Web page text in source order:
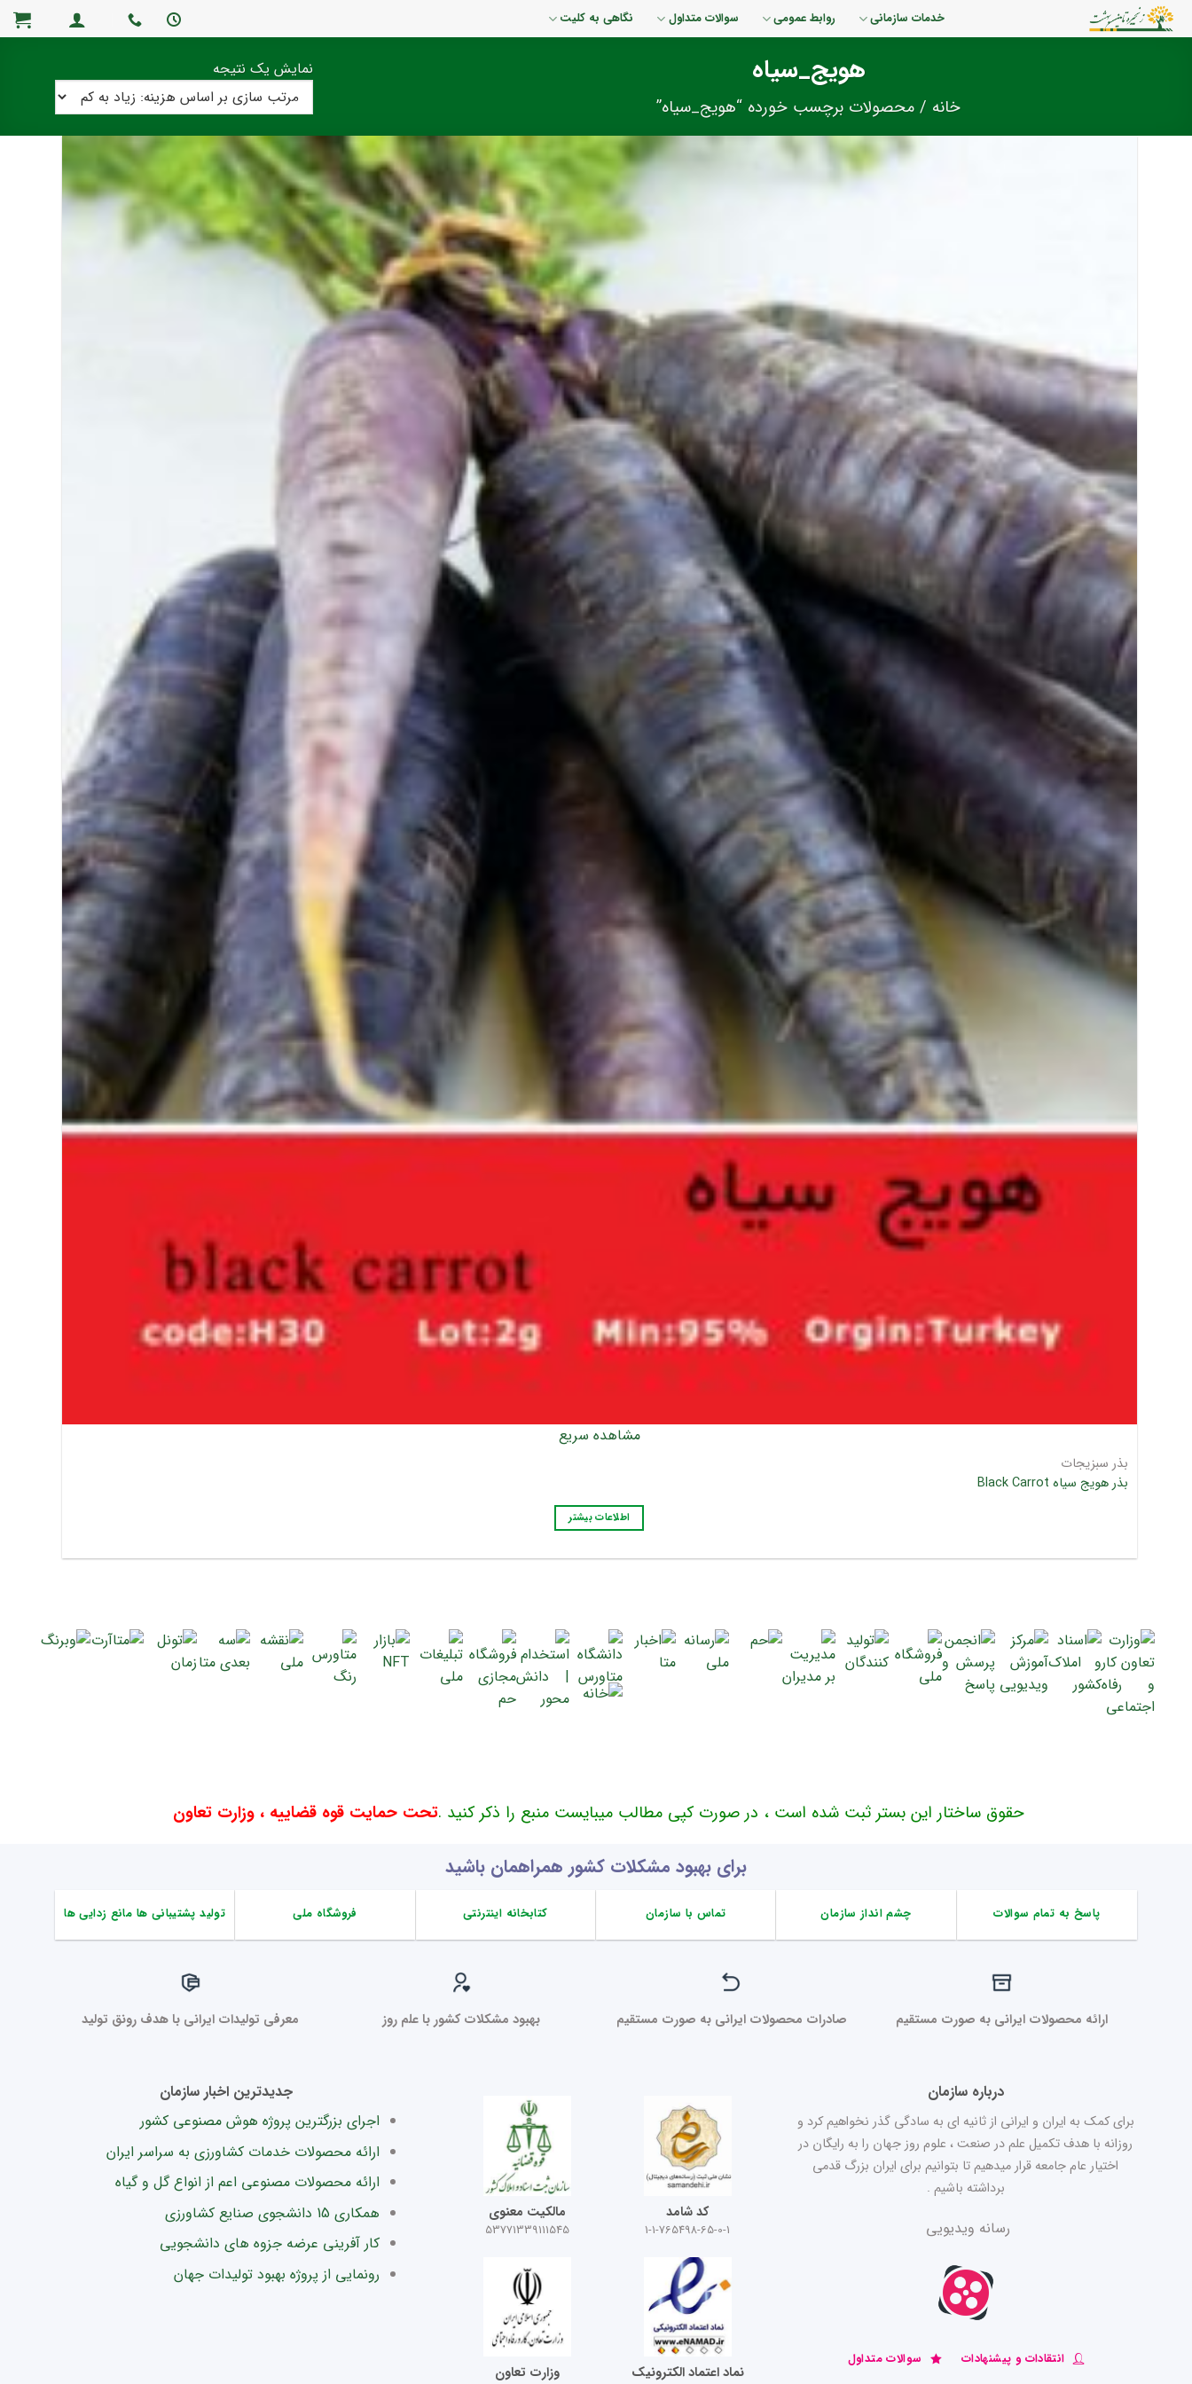
پرش
به
خدمات سازمانی روابط عمومی سوالات متداول نگاهی به کلیت
هویج_سیاه
خانه /محصولات برچسب خورده “هویج_سیاه”
نمایش یک نتیجه
مشاهده سریع
بذر سبزیجات
بذر هویج سیاه Black Carrot
اطلاعات بیشتر
حقوق ساختار این بستر ثبت شده است ، در صورت کپی مطالب میبایست منبع را ذکر کنید .تحت حمایت قوه قضاییه ، وزارت تعاون
برای بهبود مشکلات کشور همراهمان باشید
پاسخ به تمام سوالات چشم انداز سازمان تماس با سازمان کتابخانه اینترنتی فروشگاه ملی تولید پشتیبانی ها مانع زدایی ها
ارائه محصولات ایرانی به صورت مستقیم صادرات محصولات ایرانی به صورت مستقیم بهبود مشکلات کشور با علم روز معرفی تولیدات ایرانی با هدف رونق تولید
درباره سازمان
برای کمک به ایران و ایرانی از ثانیه ای به سادگی گذر نخواهیم کرد و
روزانه با هدف تکمیل علم در صنعت ، علوم روز جهان را به رایگان در
اختیار عام جامعه قرار میدهیم تا بتوانیم برای ایران بزرگ قدمی
برداشته باشیم .
رسانه ویدیویی
انتقادات و پیشنهادات سوالات متداول
کد شامد
1-1-765498-65-0-1
مالکیت معنوی
53771339111545
نماد اعتماد الکترونیک وزارت تعاون
جدیدترین اخبار سازمان
اجرای بزرگترین پروژه هوش مصنوعی کشور
ارائه محصولات خدمات کشاورزی به سراسر ایران
ارائه محصولات مصنوعی اعم از انواع گل و گیاه
همکاری 15 دانشجوی صنایع کشاورزی
کار آفرینی عرضه جزوه های دانشجویی
رونمایی از پروژه بهبود تولیدات جهان